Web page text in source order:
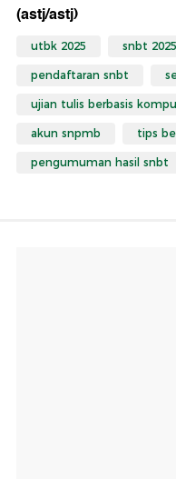
(astj/astj)
utbk 2025 snbt 2025
pendaftaran snbt
ujian tulis berbasis
akun snpmb tips
pengumuman hasil snbt